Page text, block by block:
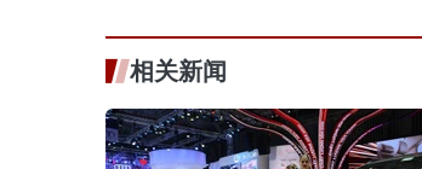
相关新闻